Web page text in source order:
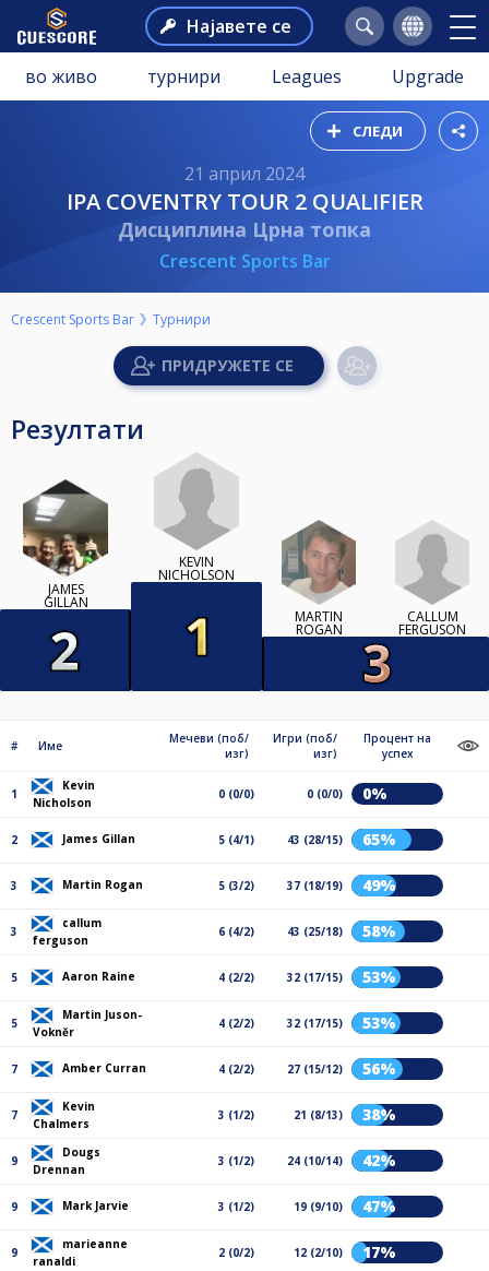
Најавете се
во живо турнири Leagues Upgrade
СЛЕДИ
21 април 2024
IPA COVENTRY TOUR 2 QUALIFIER
Дисциплина Црна топка
Crescent Sports Bar
Crescent Sports Bar Турнири
Резултати
JAMES
GILLAN
KEVIN
NICHOLSON
MARTIN
ROGAN
CALLUM
FERGUSON
# Име
Мечеви (поб/
изг)
Игри (поб/
изг)
Процент на
успех
1
Kevin
Nicholson
0 (0/0) 0 (0/0) 0%
2 James Gillan 5 (4/1) 43 (28/15) 65%
3 Martin Rogan 5 (3/2) 37 (18/19) 49%
3
callum
ferguson
6 (4/2) 43 (25/18) 58%
5 Aaron Raine 4 (2/2) 32 (17/15) 53%
5
Martin Juson-
Vokněr
4 (2/2) 32 (17/15) 53%
7 Amber Curran 4 (2/2) 27 (15/12) 56%
7
Kevin
Chalmers
3 (1/2) 21 (8/13) 38%
9
Dougs
Drennan
3 (1/2) 24 (10/14) 42%
9 Mark Jarvie 3 (1/2) 19 (9/10) 47%
9
marieanne
ranaldi
2 (0/2) 12 (2/10) 17%